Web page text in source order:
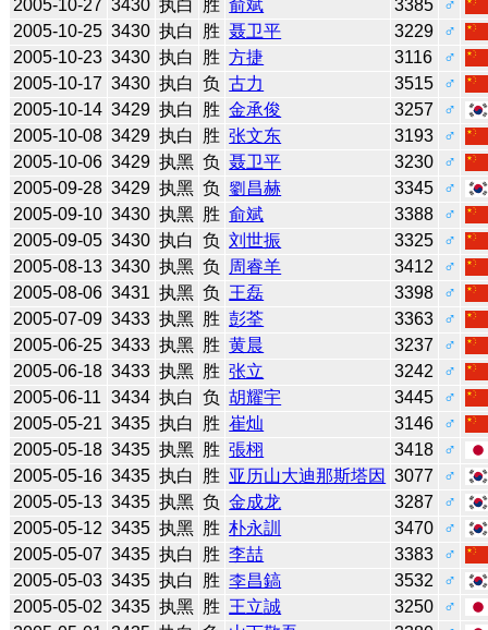
2005-10-27 3430 执白 胜 俞斌 3385
♂
2005-10-25 3430 执白 胜 聂卫平 3229
♂
2005-10-23 3430 执白 胜 方捷 3116
♂
2005-10-17 3430 执白 负 古力 3515
♂
2005-10-14 3429 执白 胜 金承俊 3257
♂
2005-10-08 3429 执白 胜 张文东 3193
♂
2005-10-06 3429 执黑 负 聂卫平 3230
♂
2005-09-28 3429 执黑 负 劉昌赫 3345
♂
2005-09-10 3430 执黑 胜 俞斌 3388
♂
2005-09-05 3430 执白 负 刘世振 3325
♂
2005-08-13 3430 执黑 负 周睿羊 3412
♂
2005-08-06 3431 执黑 负 王磊 3398
♂
2005-07-09 3433 执黑 胜 彭荃 3363
♂
2005-06-25 3433 执黑 胜 黄晨 3237
♂
2005-06-18 3433 执黑 胜 张立 3242
♂
2005-06-11 3434 执白 负 胡耀宇 3445
♂
2005-05-21 3435 执白 胜 崔灿 3146
♂
2005-05-18 3435 执黑 胜 張栩 3418
♂
2005-05-16 3435 执白 胜 亚历山大迪那斯塔因 3077
♂
2005-05-13 3435 执黑 负 金成龙 3287
♂
2005-05-12 3435 执黑 胜 朴永訓 3470
♂
2005-05-07 3435 执白 胜 李喆 3383
♂
2005-05-03 3435 执白 胜 李昌鎬 3532
♂
2005-05-02 3435 执黑 胜 王立誠 3250
♂